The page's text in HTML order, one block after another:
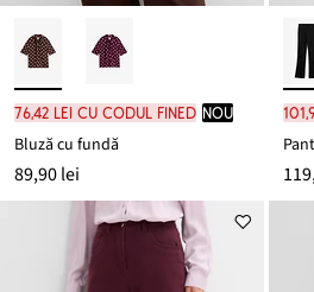
76,42 lei cu codul FINED nou
Bluză cu fundă
89,90 lei